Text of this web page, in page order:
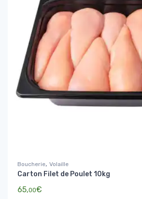
Boucherie, Volaille
Carton Filet de Poulet 10kg
65,00€